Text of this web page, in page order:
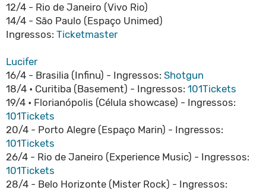
12/4 - Rio de Janeiro (Vivo Rio)
14/4 - São Paulo (Espaço Unimed)
Ingressos: Ticketmaster
Lucifer
16/4 - Brasilia (Infinu) - Ingressos: Shotgun
18/4 • Curitiba (Basement) - Ingressos: 101Tickets
19/4 • Florianópolis (Célula showcase) - Ingressos:
101Tickets
20/4 - Porto Alegre (Espaço Marin) - Ingressos:
101Tickets
26/4 - Rio de Janeiro (Experience Music) - Ingressos:
101Tickets
28/4 - Belo Horizonte (Mister Rock) - Ingressos: